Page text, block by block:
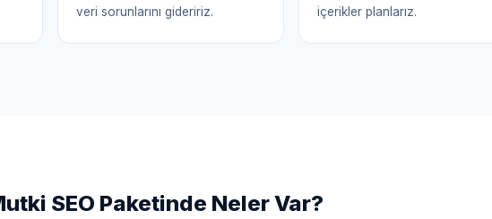
veri sorunlarını gideririz.
içerikler planlarız.
SEO Paketinde Neler Var?